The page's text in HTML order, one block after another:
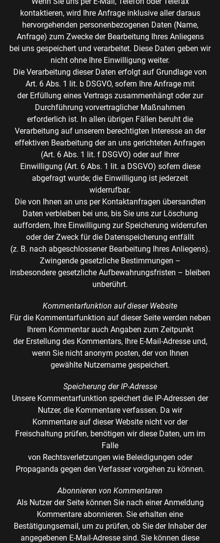
kontaktieren, wird Ihre Anfrage inklusive aller daraus
hervorgehenden personenbezogenen Daten (Name,
Anfrage) zum Zwecke der Bearbeitung Ihres Anliegens
bei uns gespeichert und verarbeitet. Diese Daten geben wir
nicht ohne Ihre Einwilligung weiter.
Die Verarbeitung dieser Daten erfolgt auf Grundlage von
Art. 6 Abs. 1 lit. b DSGVO, sofern Ihre Anfrage mit
der Erfüllung eines Vertrags zusammenhängt oder zur
Durchführung vorvertraglicher Maßnahmen
erforderlich ist. In allen übrigen Fällen beruht die
Verarbeitung auf unserem berechtigten Interesse an der
effektiven Bearbeitung der an uns gerichteten Anfragen
(Art. 6 Abs. 1 lit. f DSGVO) oder auf Ihrer
Einwilligung (Art. 6 Abs. 1 lit. a DSGVO) sofern diese
abgefragt wurde; die Einwilligung ist jederzeit
widerrufbar.
Die von Ihnen an uns per Kontaktanfragen übersandten
Daten verbleiben bei uns, bis Sie uns zur Löschung
auffordern, Ihre Einwilligung zur Speicherung widerrufen
oder der Zweck für die Datenspeicherung entfällt
(z. B. nach abgeschlossener Bearbeitung Ihres Anliegens).
Zwingende gesetzliche Bestimmungen –
insbesondere gesetzliche Aufbewahrungsfristen – bleiben
unberührt.
Kommentarfunktion auf dieser Website
Für die Kommentarfunktion auf dieser Seite werden neben
Ihrem Kommentar auch Angaben zum Zeitpunkt
der Erstellung des Kommentars, Ihre E-Mail-Adresse und,
wenn Sie nicht anonym posten, der von Ihnen
gewählte Nutzername gespeichert.
Speicherung der IP-Adresse
Unsere Kommentarfunktion speichert die IP-Adressen der
Nutzer, die Kommentare verfassen. Da wir
Kommentare auf dieser Website nicht vor der
Freischaltung prüfen, benötigen wir diese Daten, um im
Falle
von Rechtsverletzungen wie Beleidigungen oder
Propaganda gegen den Verfasser vorgehen zu können.
Abonnieren von Kommentaren
Als Nutzer der Seite können Sie nach einer Anmeldung
Kommentare abonnieren. Sie erhalten eine
Bestätigungsemail, um zu prüfen, ob Sie der Inhaber der
angegebenen E-Mail-Adresse sind. Sie können diese